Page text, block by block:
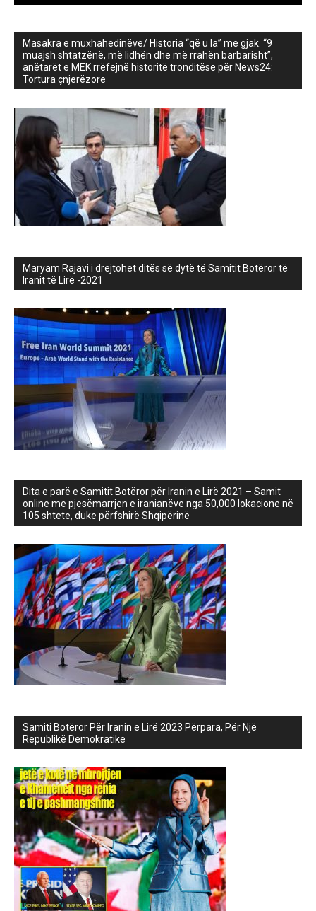
Masakra e muxhahedinëve/ Historia “që u la” me gjak. “9
muajsh shtatzënë, më lidhën dhe më rrahën barbarisht”,
anëtarët e MEK rrëfejnë historitë tronditëse për News24:
Tortura çnjerëzore
Maryam Rajavi i drejtohet ditës së dytë të Samitit Botëror të
Iranit të Lirë -2021
Dita e parë e Samitit Botëror për Iranin e Lirë 2021 – Samit
online me pjesëmarrjen e iranianëve nga 50,000 lokacione në
105 shtete, duke përfshirë Shqipërinë
Samiti Botëror Për Iranin e Lirë 2023 Përpara, Për Një
Republikë Demokratike